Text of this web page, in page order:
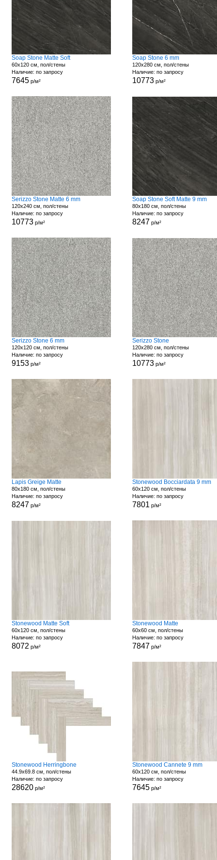
Soap Stone Matte Soft
60x120 см, пол/стены
Наличие: по запросу
7645р/м²
Soap Stone 6 mm
120x280 см, пол/стены
Наличие: по запросу
10773р/м²
Serizzo Stone Matte 6 mm
120x240 см, пол/стены
Наличие: по запросу
10773р/м²
Soap Stone Soft Matte 9 mm
80x180 см, пол/стены
Наличие: по запросу
8247 р/м²
Serizzo Stone 6 mm
120x120 см, пол/стены
Наличие: по запросу
9153р/м²
Serizzo Stone
120x280 см, пол/стены
Наличие: по запросу
10773р/м²
Lapis Greige Matte
80x180 см, пол/стены
Наличие: по запросу
8247 р/м²
Stonewood Bocciardata 9 mm
60x120 см, пол/стены
Наличие: по запросу
7801 р/м²
Stonewood Matte Soft
60x120 см, пол/стены
Наличие: по запросу
8072 р/м²
Stonewood Matte
60x60 см, пол/стены
Наличие: по запросу
7847 р/м²
Stonewood Herringbone
44.9x69.8 см, пол/стены
Наличие: по запросу
28620р/м²
Stonewood Cannete 9 mm
60x120 см, пол/стены
Наличие: по запросу
7645р/м²